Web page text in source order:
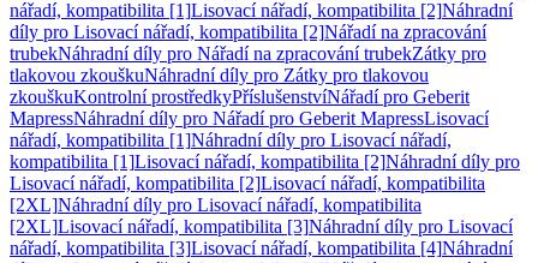
nářadí, kompatibilita [1]Lisovací nářadí, kompatibilita [2]Náhradní
díly pro Lisovací nářadí, kompatibilita [2]Nářadí na zpracování
trubekNáhradní díly pro Nářadí na zpracování trubekZátky pro
tlakovou zkouškuNáhradní díly pro Zátky pro tlakovou
zkouškuKontrolní prostředkyPříslušenstvíNářadí pro Geberit
MapressNáhradní díly pro Nářadí pro Geberit MapressLisovací
nářadí, kompatibilita [1]Náhradní díly pro Lisovací nářadí,
kompatibilita [1]Lisovací nářadí, kompatibilita [2]Náhradní díly pro
Lisovací nářadí, kompatibilita [2]Lisovací nářadí, kompatibilita
[2XL]Náhradní díly pro Lisovací nářadí, kompatibilita
[2XL]Lisovací nářadí, kompatibilita [3]Náhradní díly pro Lisovací
nářadí, kompatibilita [3]Lisovací nářadí, kompatibilita [4]Náhradní